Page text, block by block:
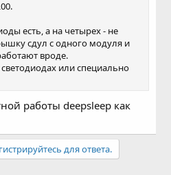
есть, а на четырех - не
сдул с одного модуля и
вроде.
или специально
работы deepsleep как
для ответа.